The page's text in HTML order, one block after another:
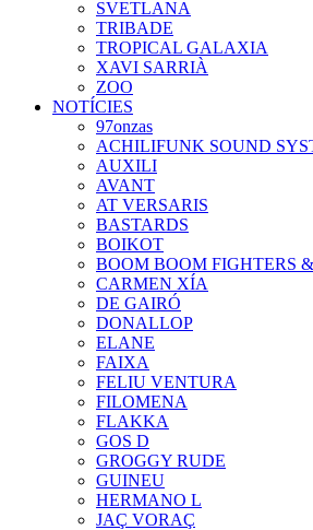
SVETLANA
TRIBADE
TROPICAL GALAXIA
XAVI SARRIÀ
ZOO
NOTÍCIES
97onzas
ACHILIFUNK SOUND
AUXILI
AVANT
AT VERSARIS
BASTARDS
BOIKOT
BOOM BOOM FIGHTERS
CARMEN XÍA
DE GAIRÓ
DONALLOP
ELANE
FAIXA
FELIU VENTURA
FILOMENA
FLAKKA
GOS D
GROGGY RUDE
GUINEU
HERMANO L
JAÇ VORAÇ